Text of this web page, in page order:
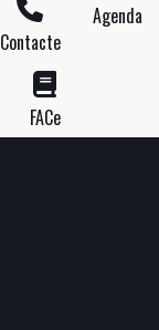
Contacte
Agenda
FACe